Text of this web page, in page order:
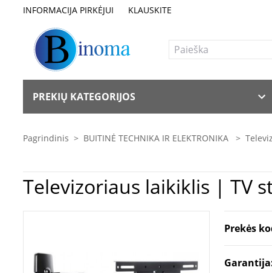
INFORMACIJA PIRKĖJUI KLAUSKITE
PREKIŲ KATEGORIJOS
Pagrindinis > BUITINĖ TECHNIKA IR ELEKTRONIKA >
Prekės